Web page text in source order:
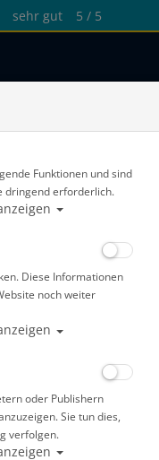
sehr gut 5 / 5
Shearwater Perdix 2 zum
Sonderpreis
Funktionen und sind
dringend erforderlich.
Diese Informationen
noch weiter
oder Publishern
Sie tun dies,
verfolgen.